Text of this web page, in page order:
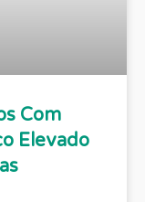
Com
Elevado